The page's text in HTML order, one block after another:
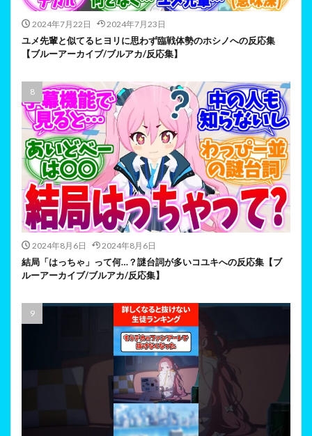
2024年7月22日 2024年7月23日
ユメ先輩と似てるヒヨリに思わず臨戦体勢のホシノへの反応集
【ブルーアーカイブ/ブルアカ/反応集】
2024年8月6日 2024年8月6日
結局「はっちゃ」って何…？謎台詞が多いコユキへの反応集【ブ
ルーアーカイブ/ブルアカ/反応集】